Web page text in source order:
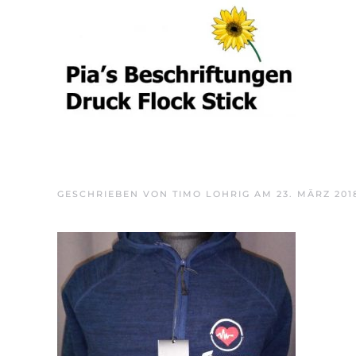
GESCHRIEBEN VON TIMO LOHRIG AM 23. MÄRZ